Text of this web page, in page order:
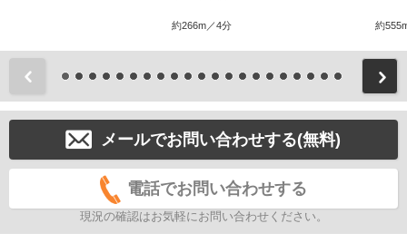
約266m／4分 約
前
メールでお問い合わせする(無料)
電話でお問い合わせする
現況の確認はお気軽にお問い合わせください。